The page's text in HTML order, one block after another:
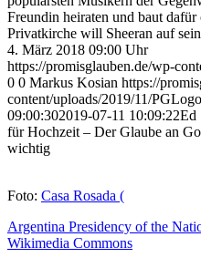
Freundin heiraten und baut
Privatkirche will Sheeran auf
4. März 2018 09:00 Uhr
https://promisglauben.de/wp-
0 0 Markus Kosian https://
content/uploads/2019/11/
09:00:302019-07-11 10:09:22Ed
für Hochzeit – Der Glaube an
wichtig
Foto: Casa Rosada (
Argentina Presidency of the
Wikimedia Commons